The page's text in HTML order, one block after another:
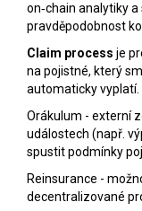
on‑chain analytiky
pravděpodobnost
Claim process je
na pojistné, který
automaticky vyplatí.
Orákulum - externí
událostech (např.
spustit podmínky
Reinsurance -
decentralizované